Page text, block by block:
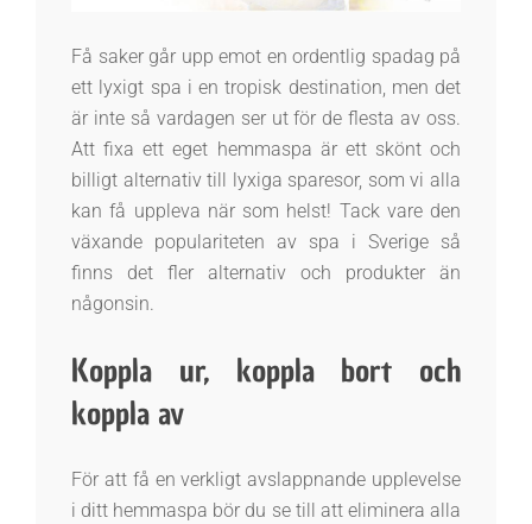
Få saker går upp emot en ordentlig spadag på
ett lyxigt spa i en tropisk destination, men det
är inte så vardagen ser ut för de flesta av oss.
Att fixa ett eget hemmaspa är ett skönt och
billigt alternativ till lyxiga sparesor, som vi alla
kan få uppleva när som helst! Tack vare den
växande populariteten av spa i Sverige så
finns det fler alternativ och produkter än
någonsin.
Koppla ur, koppla bort och
koppla av
För att få en verkligt avslappnande upplevelse
i ditt hemmaspa bör du se till att eliminera alla